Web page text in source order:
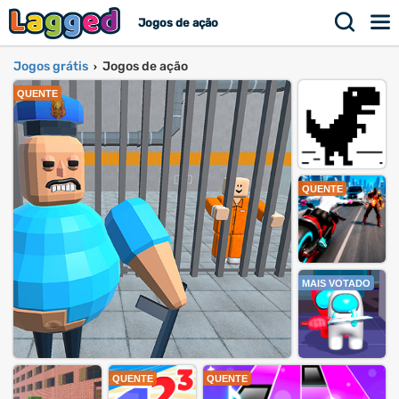
Jogos de ação
Jogos grátis › Jogos de ação
QUENTE
QUENTE
QUENTE
MAIS VOTADO
QUENTE